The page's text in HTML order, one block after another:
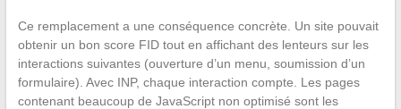
Ce remplacement a une conséquence concrète. Un site pouvait
obtenir un bon score FID tout en affichant des lenteurs sur les
interactions suivantes (ouverture d’un menu, soumission d’un
formulaire). Avec INP, chaque interaction compte. Les pages
contenant beaucoup de JavaScript non optimisé sont les